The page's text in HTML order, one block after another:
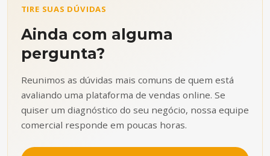
TIRE SUAS DÚVIDAS
Ainda com alguma
pergunta?
Reunimos as dúvidas mais comuns de quem está
avaliando uma plataforma de vendas online. Se
quiser um diagnóstico do seu negócio, nossa equipe
comercial responde em poucas horas.